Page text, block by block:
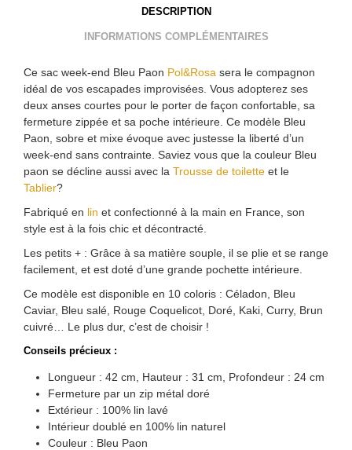
DESCRIPTION
INFORMATIONS COMPLÉMENTAIRES
Ce sac week-end Bleu Paon Pol&Rosa sera le compagnon
idéal de vos escapades improvisées. Vous adopterez ses
deux anses courtes pour le porter de façon confortable, sa
fermeture zippée et sa poche intérieure. Ce modèle Bleu
Paon, sobre et mixe évoque avec justesse la liberté d’un
week-end sans contrainte. Saviez vous que la couleur Bleu
paon se décline aussi avec la Trousse de toilette et le
Tablier?
Fabriqué en lin et confectionné à la main en France, son
style est à la fois chic et décontracté.
Les petits + : Grâce à sa matière souple, il se plie et se range
facilement, et est doté d’une grande pochette intérieure.
Ce modèle est disponible en 10 coloris : Céladon, Bleu
Caviar, Bleu salé, Rouge Coquelicot, Doré, Kaki, Curry, Brun
cuivré… Le plus dur, c’est de choisir !
Conseils précieux :
Longueur : 42 cm, Hauteur : 31 cm, Profondeur : 24 cm
Fermeture par un zip métal doré
Extérieur : 100% lin lavé
Intérieur doublé en 100% lin naturel
Couleur : Bleu Paon